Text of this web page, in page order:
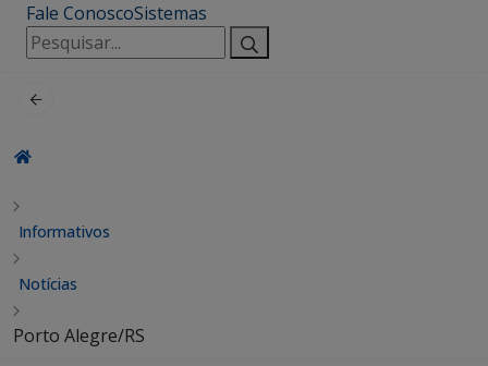
Fale ConoscoSistemas
Pesquisar
por:
Informativos
Notícias
Porto Alegre/RS